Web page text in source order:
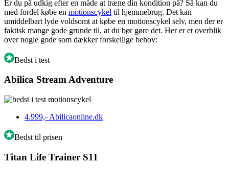
Er du på udkig efter en måde at træne din kondition på? Så kan du
med fordel købe en motionscykel til hjemmebrug. Det kan
umiddelbart lyde voldsomt at købe en motionscykel selv, men der er
faktisk mange gode grunde til, at du bør gøre det. Her er et overblik
over nogle gode som dækker forskellige behov:
Bedst i test
Abilica Stream Adventure
4.999,- Abilicaonline.dk
Bedst til prisen
Titan Life Trainer S11